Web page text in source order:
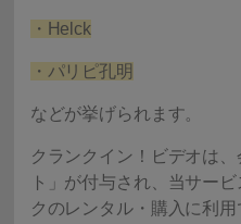
・Helck
・パリピ孔明
などが挙げられます。
クランクイン！ビデオは
ト」が付与され、当サー
クのレンタル・購入に利